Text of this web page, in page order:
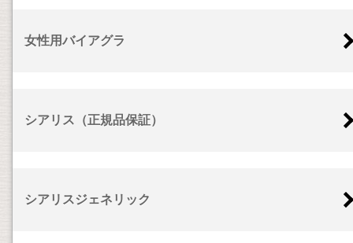
女性用バイアグラ
シアリス（正規品保証）
シアリスジェネリック